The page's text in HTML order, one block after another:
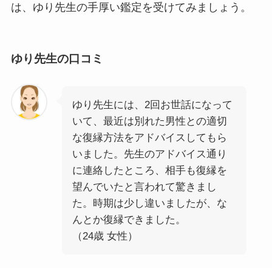
は、ゆり先生の手厚い鑑定を受けてみましょう。
ゆり先生の口コミ
ゆり先生には、2回お世話になって
いて、最近は別れた男性との適切
な復縁方法をアドバイスしてもら
いました。先生のアドバイス通り
に連絡したところ、相手も復縁を
望んでいたと言われて驚きまし
た。時期は少し違いましたが、な
んとか復縁できました。
（24歳 女性）